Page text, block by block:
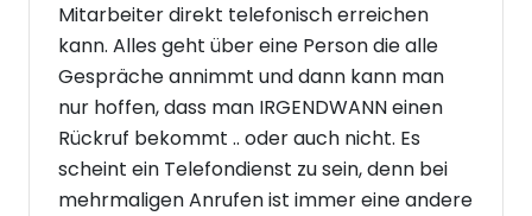
Mitarbeiter direkt telefonisch erreichen
kann. Alles geht über eine Person die alle
Gespräche annimmt und dann kann man
nur hoffen, dass man IRGENDWANN einen
Rückruf bekommt .. oder auch nicht. Es
scheint ein Telefondienst zu sein, denn bei
mehrmaligen Anrufen ist immer eine andere